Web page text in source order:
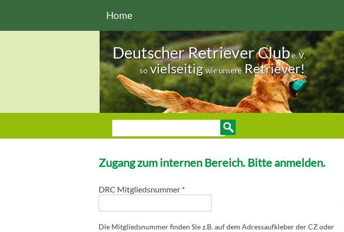
Home
Deutscher Retriever Clube. V.
sovielseitigwie unsereRetriever!
Sie sind hier
Zugang zum internen Bereich. Bitte anmelden.
DRC Mitgliedsnummer *
Die Mitgliedsnummer finden Sie z.B. auf dem Adressaufkleber der CZ oder